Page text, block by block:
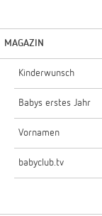
MAGAZIN
Kinderwunsch
Babys erstes Jahr
Vornamen
babyclub.tv